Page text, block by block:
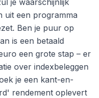
uit een programma
Ben je puur op
is een betaald
een grote stap – er
over indexbeleggen
je een kant-en-
rendement oplevert